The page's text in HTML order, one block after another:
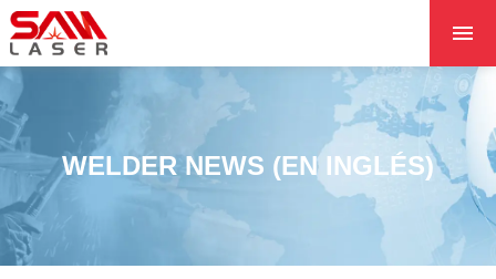
SOBRE NOSOTROS
PRODUCTOS
PROYECTOS
NOTICIAS
WELDER NEWS (EN INGLÉS)